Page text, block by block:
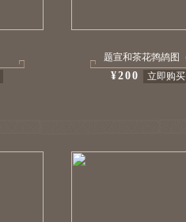
题宣和茶花鹁鸪图
¥200 立即购买